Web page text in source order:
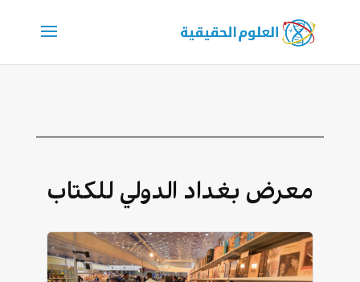
معرض بغداد الدولي للكتاب